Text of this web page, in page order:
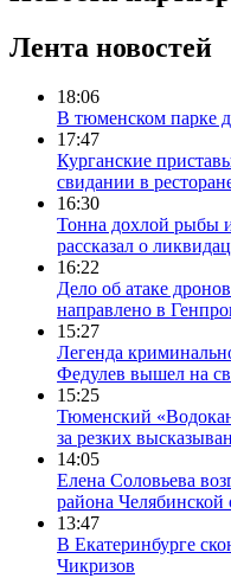
Лента новостей
18:06
В тюменском парке
17:47
Курганские
свидании в
16:30
Тонна дохлой рыбы
рассказал о
16:22
Дело об атаке
направлено в
15:27
Легенда
Федулев вышел на
15:25
Тюменский
за резких
14:05
Елена Соловьева
района Челябинской
13:47
В Екатеринбурге
Чикризов